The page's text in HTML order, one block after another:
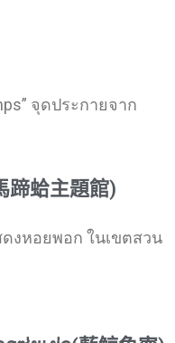
จุดประกายจาก
蛤主題館)
ดงหอยพอก ในเขตสวน